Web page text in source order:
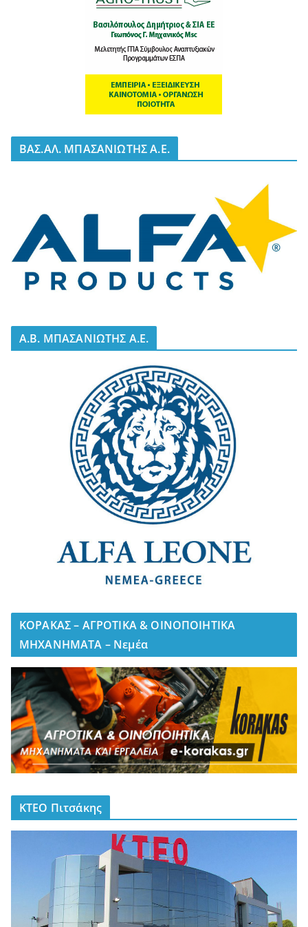
BΑΣ.ΑΛ. ΜΠΑΣΑΝΙΩΤΗΣ Α.Ε.
A.B. ΜΠΑΣΑΝΙΩΤΗΣ Α.Ε.
ΚΟΡΑΚΑΣ – ΑΓΡΟΤΙΚΑ & ΟΙΝΟΠΟΙΗΤΙΚΑ
ΜΗΧΑΝΗΜΑΤΑ – Νεμέα
ΚΤΕΟ Πιτσάκης